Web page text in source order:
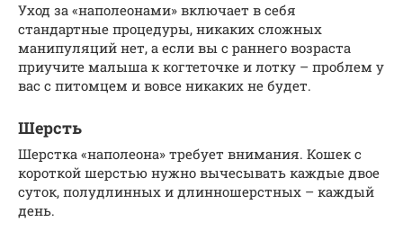
Уход за «наполеонами» включает в себя
стандартные процедуры, никаких сложных
манипуляций нет, а если вы с раннего возраста
приучите малыша к когтеточке и лотку – проблем у
вас с питомцем и вовсе никаких не будет.
Шерсть
Шерстка «наполеона» требует внимания. Кошек с
короткой шерстью нужно вычесывать каждые двое
суток, полудлинных и длинношерстных – каждый
день.